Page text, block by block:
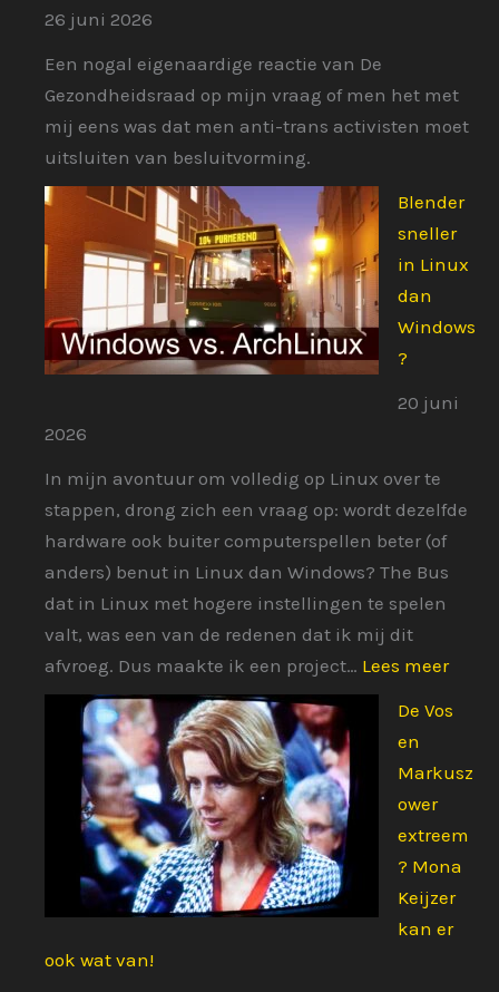
26 juni 2026
Een nogal eigenaardige reactie van De
Gezondheidsraad op mijn vraag of men het met
mij eens was dat men anti-trans activisten moet
uitsluiten van besluitvorming.
Blender
sneller
in Linux
dan
Windows
?
20 juni
2026
In mijn avontuur om volledig op Linux over te
stappen, drong zich een vraag op: wordt dezelfde
hardware ook buiter computerspellen beter (of
anders) benut in Linux dan Windows? The Bus
dat in Linux met hogere instellingen te spelen
valt, was een van de redenen dat ik mij dit
afvroeg. Dus maakte ik een project… Lees meer:
De Vos
en
Markusz
ower
extreem
? Mona
Keijzer
kan er
ook wat van!